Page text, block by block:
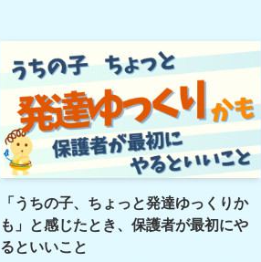
「うちの子、ちょっと発達ゆっくりか
も」と感じたとき、保護者が最初にや
るといいこと